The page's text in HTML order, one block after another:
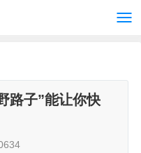
路子”能让你快